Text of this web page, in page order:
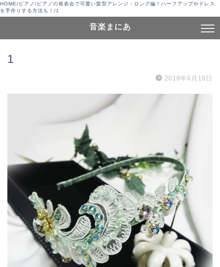
HOME/ピアノ /ピアノの発表会で可愛い髪型アレンジ・ロング編！ハーフアップやドレス
を手作りする方法も！ /1
音楽まにあ
1
2019年6月18日